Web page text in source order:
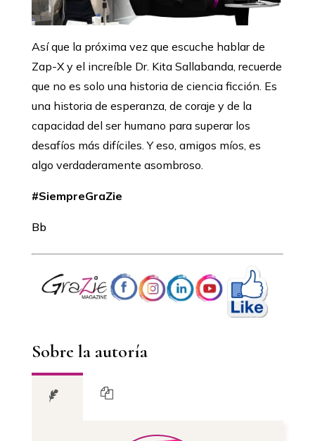
Así que la próxima vez que escuche hablar de
Zap-X y el increíble Dr. Kita Sallabanda, recuerde
que no es solo una historia de ciencia ficción. Es
una historia de esperanza, de coraje y de la
capacidad del ser humano para superar los
desafíos más difíciles. Y eso, amigos míos, es
algo verdaderamente asombroso.
#SiempreGraZie
Bb
Sobre la autoría